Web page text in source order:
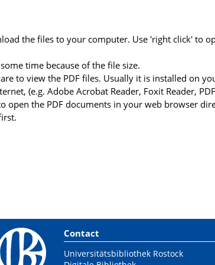
the files to your computer. Use 'right click' to
time because of the file size.
to view the PDF files. Usually it is installed on
(e.g. Adobe Acrobat Reader, Foxit Reader,
open the PDF documents in your web browser
Contact
Universitätsbibliothek Rostock